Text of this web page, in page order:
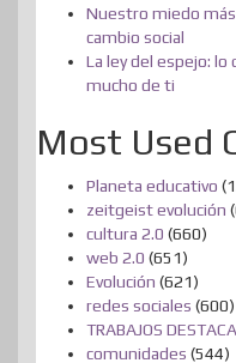
Nuestro miedo
cambio social
La ley del espejo: lo
mucho de ti
Most Used
Planeta educativo
zeitgeist evolución
cultura 2.0 (660)
web 2.0 (651)
Evolución (621)
redes sociales (600)
TRABAJOS
comunidades (544)